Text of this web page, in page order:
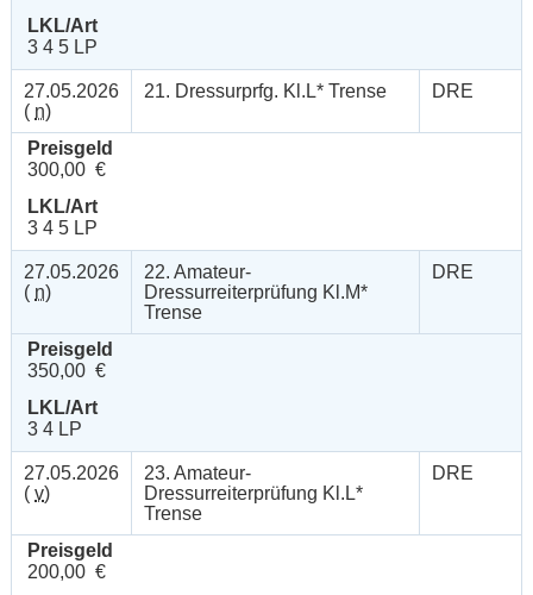
LKL/Art
3 4 5 LP
27.05.2026
( n)
21. Dressurprfg. Kl.L* Trense DRE
Preisgeld
300,00 €
LKL/Art
3 4 5 LP
27.05.2026
( n)
22. Amateur-
Dressurreiterprüfung Kl.M*
Trense
DRE
Preisgeld
350,00 €
LKL/Art
3 4 LP
27.05.2026
( v)
23. Amateur-
Dressurreiterprüfung Kl.L*
Trense
DRE
Preisgeld
200,00 €